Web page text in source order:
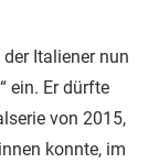
Italiener nun
ein. Er dürfte
von 2015,
konnte, im